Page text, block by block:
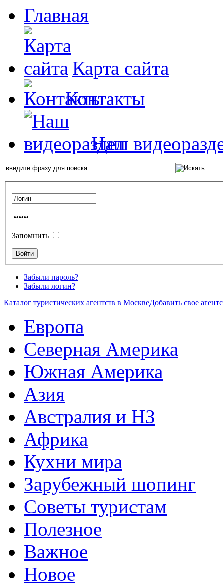
Главная
Карта сайта
Контакты
Наш
Запомнить
Забыли пароль?
Забыли логин?
Каталог туристических агентств в МосквеДобавить свое
Европа
Северная Америка
Южная Америка
Азия
Австралия и НЗ
Африка
Кухни мира
Зарубежный шопинг
Советы туристам
Полезное
Важное
Новое